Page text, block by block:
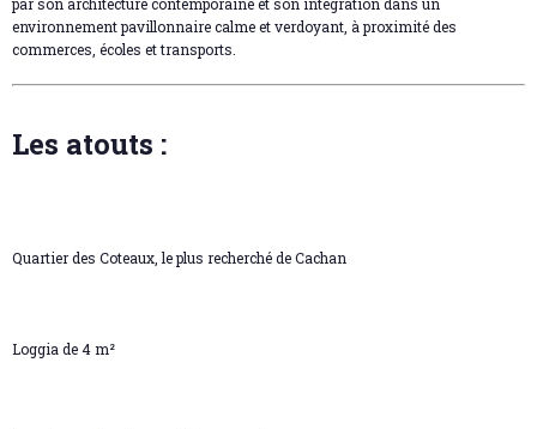
par son architecture contemporaine et son intégration dans un
environnement pavillonnaire calme et verdoyant, à proximité des
commerces, écoles et transports.
Les atouts :
Quartier des Coteaux, le plus recherché de Cachan
Loggia de 4 m²